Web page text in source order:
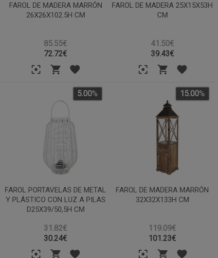
FAROL DE MADERA MARRÓN
26X26X102.5H CM
85.55€
72.72€
FAROL DE MADERA 25X15X53H
CM
41.50€
39.43€
FAROL PORTAVELAS DE METAL
Y PLÁSTICO CON LUZ A PILAS
D25X39/50,5H CM
31.82€
5.00%
30.24€
FAROL DE MADERA MARRÓN
32X32X133H CM
119.09€
15.00%
101.23€